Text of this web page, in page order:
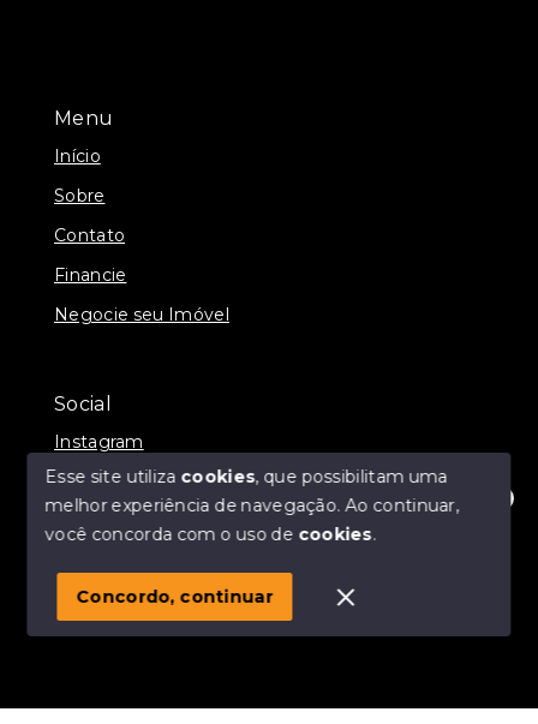
Olá! Estamos disponíveis para te ajudar.
Menu
Início
Sobre
Contato
Financie
Negocie seu Imóvel
Social
Instagram
© Copyright 2026 - Momax Imóveis - Todos os direitos
SITE PARA IMOBILIARIA
Esse site utiliza cookies, que possibilitam uma
melhor experiência de navegação.Ao continuar,
você concorda com o uso de cookies.
Concordo, continuar